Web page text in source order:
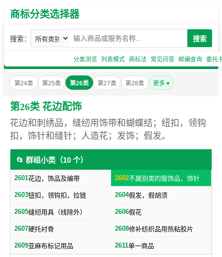
商标分类选择器
搜索： 搜索
分类浏览 列表模式 商标法 常见问答 邮编查询 委托
第24类 第25类 第26类 第27类 第28类 更多 ▾
第26类 花边配饰
花边和刺绣品，缝纫用饰带和蝴蝶结；纽扣，领钩
扣，饰针和缝针；人造花；发饰；假发。
📂 群组小类（10 个）
2601花边，饰品及编带 2602不属别类的服饰品，饰针
2603钮扣，领钩扣，拉链 2604假发，假胡须
2605缝纫用具（线除外） 2606假花
2607硬托衬骨 2608修补纺织品用热粘胶片
2609亚麻布标记用品 2611单一商品